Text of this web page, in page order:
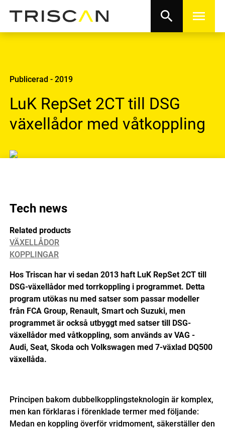
search menu
Publicerad - 2019
LuK RepSet 2CT till DSG
växellådor med våtkoppling
Tech news
Related products
VÄXELLÅDOR
KOPPLINGAR
Hos Triscan har vi sedan 2013 haft LuK RepSet 2CT till
DSG-växellådor med torrkoppling i programmet. Detta
program utökas nu med satser som passar modeller
från FCA Group, Renault, Smart och Suzuki, men
programmet är också utbyggt med satser till DSG-
växellådor med våtkoppling, som används av VAG -
Audi, Seat, Skoda och Volkswagen med 7-växlad DQ500
växellåda.
Principen bakom dubbelkopplingsteknologin är komplex,
men kan förklaras i förenklade termer med följande:
Medan en koppling överför vridmoment, säkerställer den